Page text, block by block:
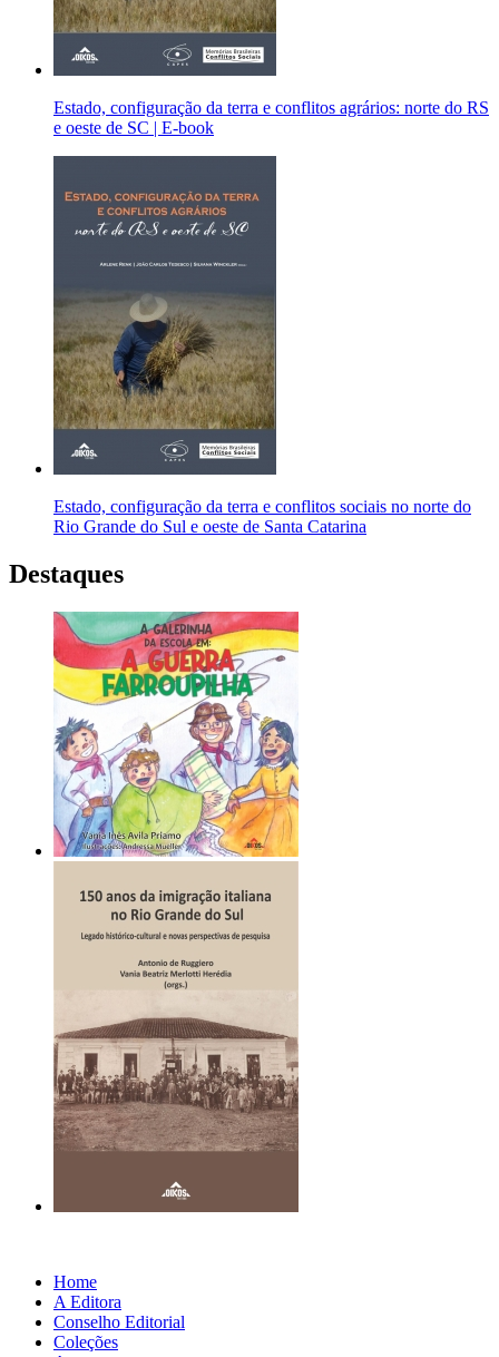
Estado, configuração da terra e conflitos agrários: norte do RS
e oeste de SC | E-book
Estado, configuração da terra e conflitos sociais no norte do
Rio Grande do Sul e oeste de Santa Catarina
Destaques
Home
A Editora
Conselho Editorial
Coleções